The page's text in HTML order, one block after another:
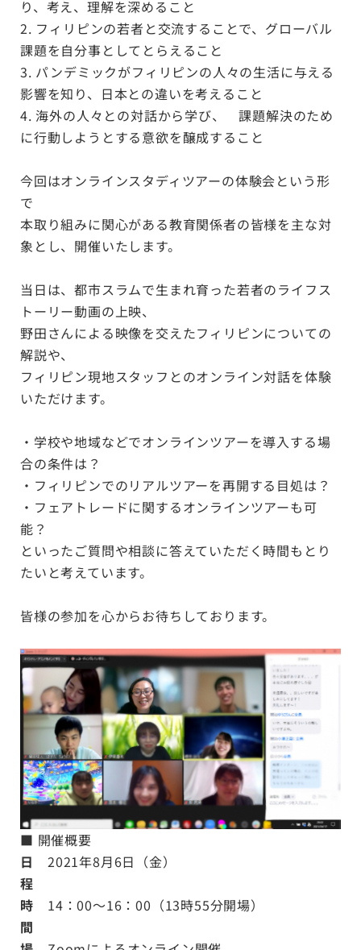
り、考え、理解を深めること
2. フィリピンの若者と交流することで、グローバル
課題を自分事としてとらえること
3. パンデミックがフィリピンの人々の生活に与える
影響を知り、日本との違いを考えること
4. 海外の人々との対話から学び、 課題解決のため
に行動しようとする意欲を醸成すること
今回はオンラインスタディツアーの体験会という形
で
本取り組みに関心がある教育関係者の皆様を主な対
象とし、開催いたします。
当日は、都市スラムで生まれ育った若者のライフス
トーリー動画の上映、
野田さんによる映像を交えたフィリピンについての
解説や、
フィリピン現地スタッフとのオンライン対話を体験
いただけます。
・学校や地域などでオンラインツアーを導入する場
合の条件は？
・フィリピンでのリアルツアーを再開する目処は？
・フェアトレードに関するオンラインツアーも可
能？
といったご質問や相談に答えていただく時間もとり
たいと考えています。
皆様の参加を心からお待ちしております。
■ 開催概要
日
程
2021年8月6日（金）
時
間
14：00～16：00（13時55分開場）